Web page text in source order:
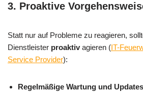
3. Proaktive
Statt nur auf Probleme zu reagieren,
Dienstleister proaktiv agieren (IT-
Service Provider):
Regelmäßige Wartung und Updates